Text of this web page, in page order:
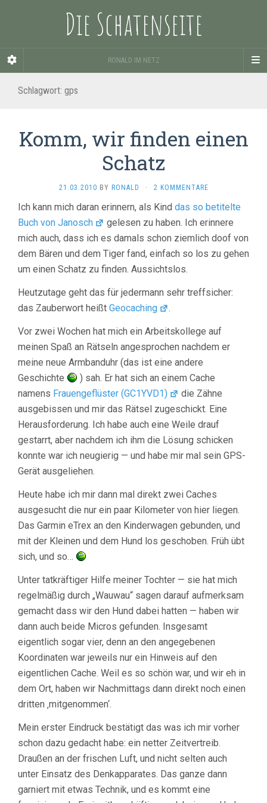
Die Schatenseite
RONALD IM NETZ
Schlagwort: gps
Komm, wir finden einen
Schatz
21.03.2010 BY RONALD · 2 KOMMENTARE
Ich kann mich daran erinnern, als Kind das so betitelte
Buch von Janosch
gelesen zu haben. Ich erinnere
mich auch, dass ich es damals schon ziemlich doof von
dem Bären und dem Tiger fand, einfach so los zu gehen
um einen Schatz zu finden. Aussichtslos.
Heutzutage geht das für jedermann sehr treffsicher:
das Zauberwort heißt Geocaching .
Vor zwei Wochen hat mich ein Arbeitskollege auf
meinen Spaß an Rätseln angesprochen nachdem er
meine neue Armbanduhr (das ist eine andere
Geschichte
) sah. Er hat sich an einem Cache
namens Frauengeflüster (GC1YVD1)
die Zähne
ausgebissen und mir das Rätsel zugeschickt. Eine
Herausforderung. Ich habe auch eine Weile drauf
gestarrt, aber nachdem ich ihm die Lösung schicken
konnte war ich neugierig — und habe mir mal sein GPS-
Gerät ausgeliehen.
Heute habe ich mir dann mal direkt zwei Caches
ausgesucht die nur ein paar Kilometer von hier liegen.
Das Garmin eTrex an den Kinderwagen gebunden, und
mit der Kleinen und dem Hund los geschoben. Früh übt
sich, und so…
Unter tatkräftiger Hilfe meiner Tochter — sie hat mich
regelmäßig durch „Wauwau“ sagen darauf aufmerksam
gemacht dass wir den Hund dabei hatten — haben wir
dann auch beide Micros gefunden. Insgesamt
eigentlich sogar vier, denn an den angegebenen
Koordinaten war jeweils nur ein Hinweis auf den
eigentlichen Cache. Weil es so schön war, und wir eh in
dem Ort, haben wir Nachmittags dann direkt noch einen
dritten ‚mitgenommen‘.
Mein erster Eindruck bestätigt das was ich mir vorher
schon dazu gedacht habe: ein netter Zeitvertreib.
Draußen an der frischen Luft, und nicht selten auch
unter Einsatz des Denkapparates. Das ganze dann
garniert mit etwas Technik, und es kommt eine